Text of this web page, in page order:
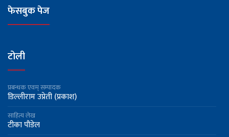
झापामा १६ वर्षमा ८० जना मान्छे र २८ वटा हात्ती मरे
`साहित्य क्षेत्रकाे माध्यमबाट समाज परिवर्तनको आधार
बन्नुपर्नेमा जोड´
फेसबुक पेज
टोली
प्रबन्धक एवम् सम्पादक
डिल्लीराम उप्रेती (प्रकाश)
साहित्य लेख
टीका पौडेल